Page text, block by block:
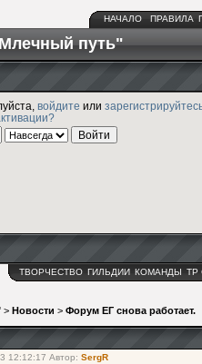
НАЧАЛО ПРАВИЛА
путь"
войдите или
ТВОРЧЕСТВО ГИЛЬДИИ КОМАНДЫ ТР
> Новости > Форум ЕГ снова работает.
12:12:17 Автор: SergR